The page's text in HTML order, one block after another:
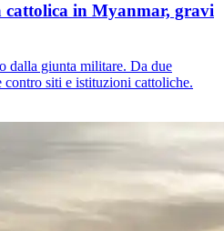
cattolica in Myanmar, gravi
dalla giunta militare. Da due
contro siti e istituzioni cattoliche.